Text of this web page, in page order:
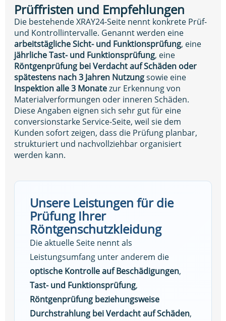
Prüffristen und Empfehlungen
Die bestehende XRAY24-Seite nennt konkrete Prüf-
und Kontrollintervalle. Genannt werden eine
arbeitstägliche Sicht- und Funktionsprüfung, eine
jährliche Tast- und Funktionsprüfung, eine
Röntgenprüfung bei Verdacht auf Schäden oder
spätestens nach 3 Jahren Nutzungsowie eine
Inspektion alle 3 Monatezur Erkennung von
Materialverformungen oder inneren Schäden.
Diese Angaben eignen sich sehr gut für eine
conversionstarke Service-Seite, weil sie dem
Kunden sofort zeigen, dass die Prüfung planbar,
strukturiert und nachvollziehbar organisiert
werden kann.
Unsere Leistungen für die
Prüfung Ihrer
Röntgenschutzkleidung
Die aktuelle Seite nennt als
Leistungsumfang unter anderem die
optische Kontrolle auf Beschädigungen,
Tast- und Funktionsprüfung,
Röntgenprüfung beziehungsweise
Durchstrahlung bei Verdacht auf Schäden,